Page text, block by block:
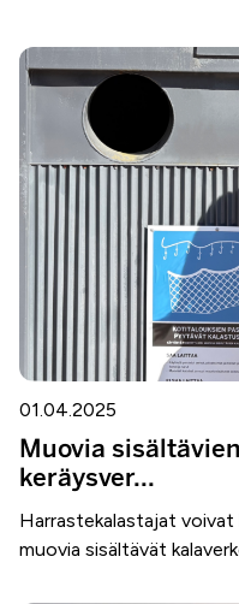
01.04.2025
Muovia
keräysver...
Harrastekalastajat
muovia sisältävät